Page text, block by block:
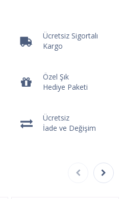
Ücretsiz Sigortalı
Kargo
Özel Şık
Hediye Paketi
Ücretsiz
İade ve Değişim